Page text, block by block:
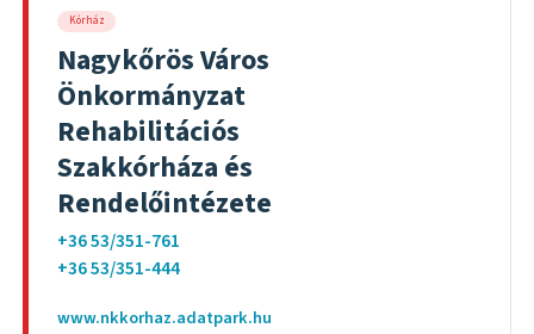
Kórház
Nagykőrös Város
Önkormányzat
Rehabilitációs
Szakkórháza és
Rendelőintézete
+36 53/351-761
+36 53/351-444
www.nkkorhaz.adatpark.hu